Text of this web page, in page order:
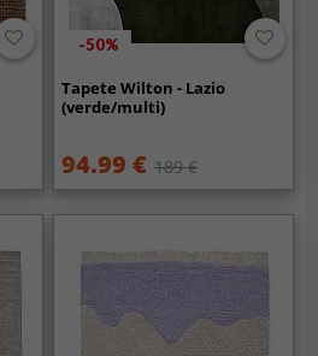
-50%
Tapete Wilton - Lazio
(verde/multi)
94.99 € 189 €